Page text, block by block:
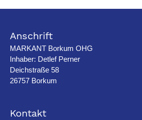
Anschrift
MARKANT Borkum OHG
Inhaber: Detlef Perner
Deichstraße 58
26757 Borkum
Kontakt